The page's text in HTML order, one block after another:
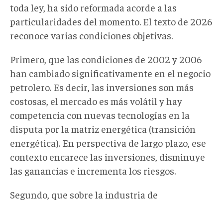
toda ley, ha sido reformada acorde a las
particularidades del momento. El texto de 2026
reconoce varias condiciones objetivas.
Primero, que las condiciones de 2002 y 2006
han cambiado significativamente en el negocio
petrolero. Es decir, las inversiones son más
costosas, el mercado es más volátil y hay
competencia con nuevas tecnologías en la
disputa por la matriz energética (transición
energética). En perspectiva de largo plazo, ese
contexto encarece las inversiones, disminuye
las ganancias e incrementa los riesgos.
Segundo, que sobre la industria de